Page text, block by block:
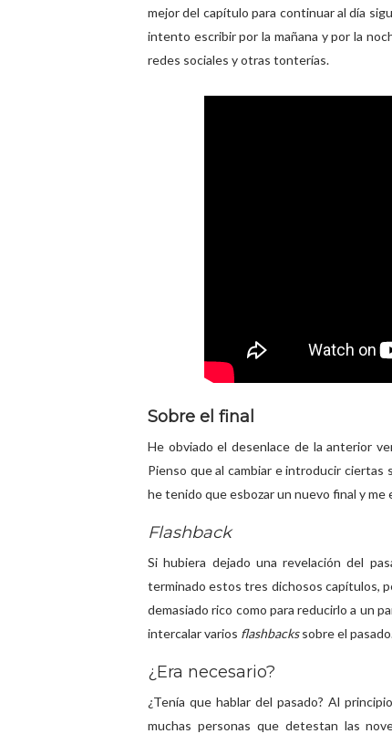
mejor del capítulo para continuar al día
intento escribir por la mañana y por la
redes sociales y otras tonterías.
Sobre el final
He obviado el desenlace de la anterior
Pienso que al cambiar e introducir ciertas
he tenido que esbozar un nuevo final y
Flashback
Si hubiera dejado una revelación del
terminado estos tres dichosos capítulos,
demasiado rico como para reducirlo a un
intercalar varios flashbackssobre el
¿Era necesario?
¿Tenía que hablar del pasado? Al
muchas personas que detestan las